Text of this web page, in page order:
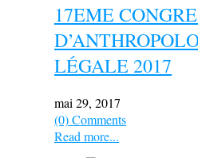
17EME
LÉGALE 2017
mai 29, 2017
(0) Comments
Read more...